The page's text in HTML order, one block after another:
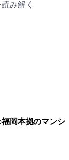
み解く
福岡本拠のマンシ